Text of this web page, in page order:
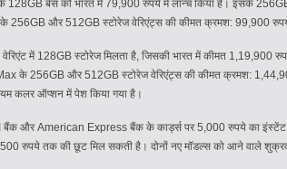
बेस को भारत में 79,900 रुपये में लॉन्च किया है। इसके
256GB और 512GB स्टोरेज वेरिएंट्स की कीमत क्रमश: 99,900
में 128GB स्टोरेज मिलता है, जिसकी भारत में कीमत
के 256GB और 512GB स्टोरेज वेरिएंट्स की कीमत क्रमश:
कलर ऑप्शन में पेश किया गया है।
और American Express बैंक के कार्ड्स पर 5,000 रुपये का इंस्टेंट
रुपये तक की छूट मिल सकती है। दोनों नए मॉडल्स को आने वाले